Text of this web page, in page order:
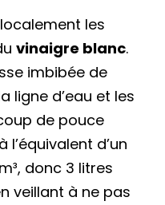
les
vinaigre blanc.
imbibée de
ligne d’eau et les
de pouce
d’un
donc 3 litres
veillant à ne pas